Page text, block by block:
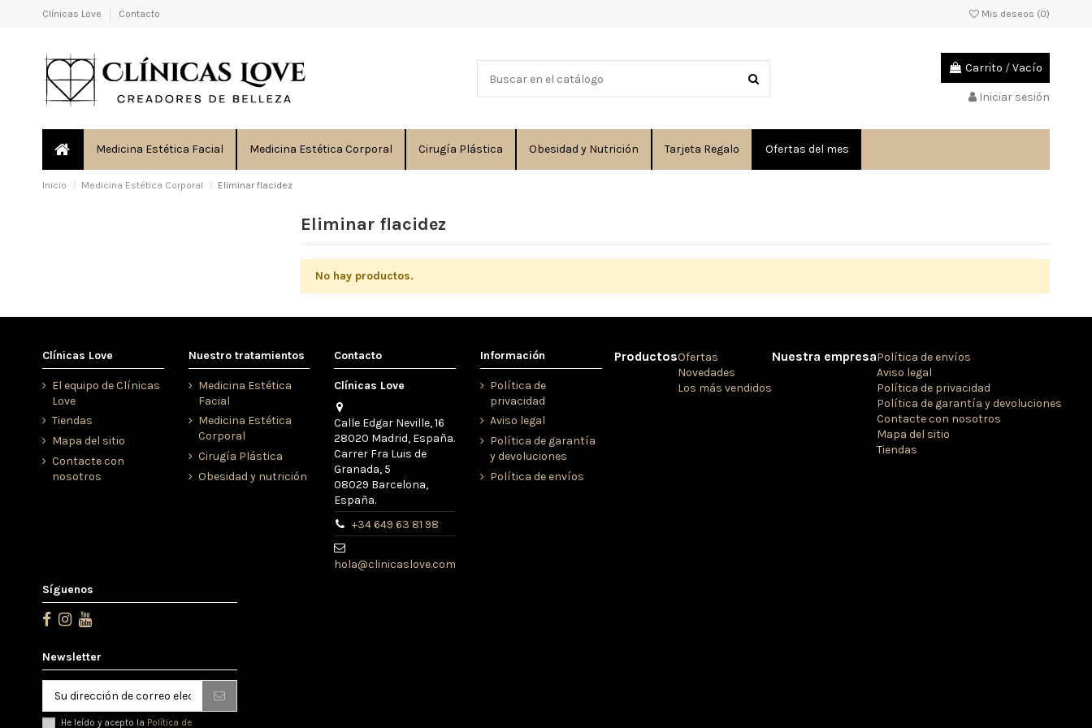
Clínicas Love Contacto Mis deseos (0)
Carrito /Vacío
Iniciar sesión
Medicina Estética Facial Medicina Estética Corporal Cirugía Plástica Obesidad y Nutrición Tarjeta Regalo Ofertas del mes
Inicio Medicina Estética Corporal Eliminar flacidez
Eliminar flacidez
No hay productos.
Clínicas Love
El equipo de Clínicas
Love
Tiendas
Mapa del sitio
Contacte con
nosotros
Nuestro tratamientos
Medicina Estética
Facial
Medicina Estética
Corporal
Cirugía Plástica
Obesidad y nutrición
Contacto
Clínicas Love
Calle Edgar Neville, 16
28020 Madrid, España.
Carrer Fra Luis de
Granada, 5
08029 Barcelona,
España.
+34 649 63 81 98
hola@clinicaslove.com
Información
Política de
privacidad
Aviso legal
Política de garantía
y devoluciones
Política de envíos
ProductosOfertas
Novedades
Los más vendidos
Nuestra empresaPolítica de envíos
Aviso legal
Política de privacidad
Política de garantía y devoluciones
Contacte con nosotros
Mapa del sitio
Tiendas
Síguenos
Newsletter
He leído y acepto la Política de